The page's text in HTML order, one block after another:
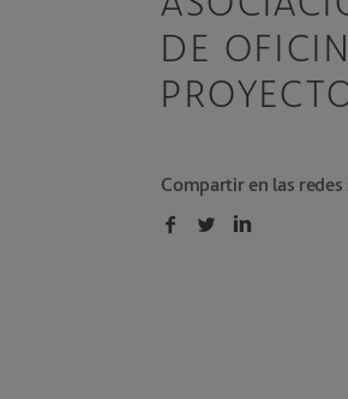
DE
Compartir en las redes